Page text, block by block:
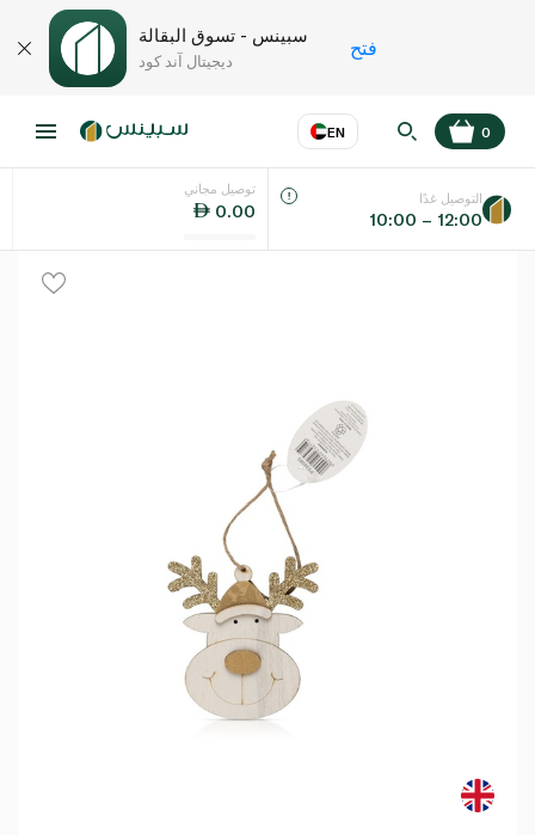
سبينس - تسوق البقالة
ديجيتال آند كود
فتح
EN
اللغة عر
0
توصيل مجاني
0.00
التوصيل غدًا
10:00 – 12:00